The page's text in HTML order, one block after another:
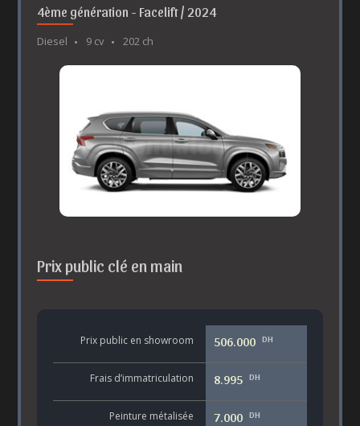
4ème génération - Facelift / 2024
Diesel 9 cv 202 ch
Prix public clé en main
Prix public en showroom 506.000 DH
Frais d’immatriculation 8.995 DH
Peinture métalisée 7.000 DH